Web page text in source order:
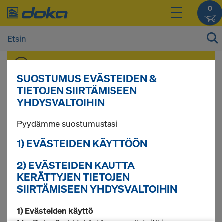
0
kirjautumisenjälkeen.
EVERplex
2 tuotetta löytyi
Eniten etsitty
EVERplex 130 12 mm
SUOSTUMUS EVÄSTEIDEN &
TIETOJEN SIIRTÄMISEEN
YHDYSVALTOIHIN
Pyydämme suostumustasi
1) EVÄSTEIDEN KÄYTTÖÖN
2) EVÄSTEIDEN KAUTTA
KERÄTTYJEN TIETOJEN
SIIRTÄMISEEN YHDYSVALTOIHIN
1) Evästeiden käyttö